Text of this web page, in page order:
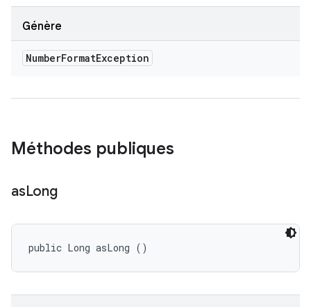
Génère
NumberFormatException
Méthodes publiques
asLong
public Long asLong ()